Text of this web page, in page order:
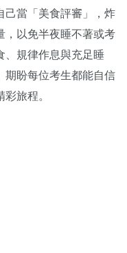
己當「美食評審」，炸
，以免半夜睡不著或考
、規律作息與充足睡
期盼每位考生都能自信
旅程。